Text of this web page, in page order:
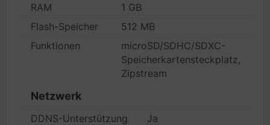
RAM
1 GB
Flash-Speicher
512 MB
Funktionen
microSD/SDHC/SDXC-
Speicherkartensteckplatz,
Zipstream
Netzwerk
DDNS-Unterstützung
Ja